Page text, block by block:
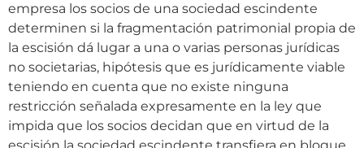
empresa los socios de una sociedad escindente
determinen si la fragmentación patrimonial propia de
la escisión dá lugar a una o varias personas jurídicas
no societarias, hipótesis que es jurídicamente viable
teniendo en cuenta que no existe ninguna
restricción señalada expresamente en la ley que
impida que los socios decidan que en virtud de la